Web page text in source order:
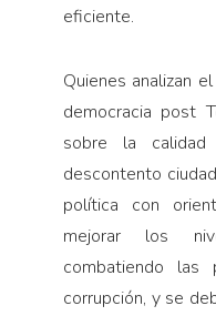
eficiente.
Quienes analizan
democracia post
sobre la
descontento
política con
mejorar los
combatiendo las
corrupción, y se